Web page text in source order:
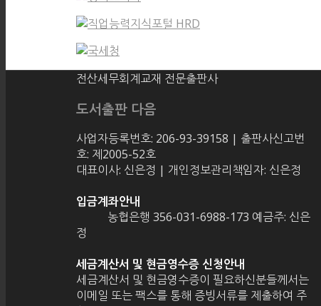
전산세무회계교재 전문출판사
도서출판 다음
사업자등록번호: 206-93-39158 | 출판사신고번
호: 제2005-52호
대표이사: 신은정 | 개인정보관리책임자: 신은정
입금계좌안내
농협은행 356-031-6988-173 예금주: 신은
정
세금계산서 및 현금영수증 신청안내
세금계산서 및 현금영수증이 필요하신분들께서는
이메일 또는 팩스를 통해 증빙서류를 제출하여 주